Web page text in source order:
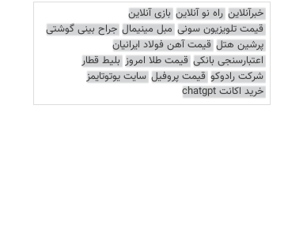
خبرآنلاین راه نو آنلاین بازی آنلاین
قیمت تلویزیون سونی مبل مینیمال جراح بینی گوشتی
پرشین هتل قیمت آهن فولاد ایرانیان
اعتبارسنجی بانکی قیمت طلا امروز بلیط قطار
شرکت رادوکو قیمت پروفیل سایت یوتوتایمز
خرید اکانت chatgpt